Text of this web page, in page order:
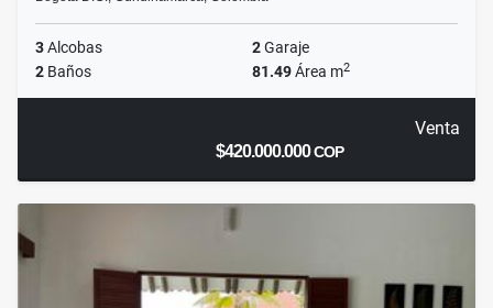
3Alcobas 2Garaje
2 Baños 81.49Área m2
Venta
$420.000.000COP